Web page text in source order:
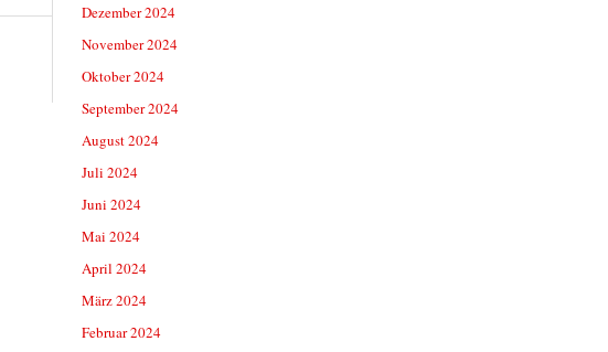
Dezember 2024
November 2024
Oktober 2024
September 2024
August 2024
Juli 2024
Juni 2024
Mai 2024
April 2024
März 2024
Februar 2024